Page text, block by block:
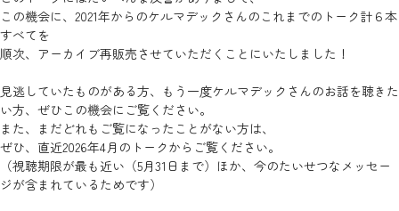
この機会に、2021年からのケルマデックさんのこれまでのトーク計６本
すべてを
順次、アーカイブ再販売させていただくことにいたしました！
見逃していたものがある方、もう一度ケルマデックさんのお話を聴きた
い方、ぜひこの機会にご覧ください。
また、まだどれもご覧になったことがない方は、
ぜひ、直近2026年4月のトークからご覧ください。
（視聴期限が最も近い（5月31日まで）ほか、今のたいせつなメッセー
ジが含まれているためです）